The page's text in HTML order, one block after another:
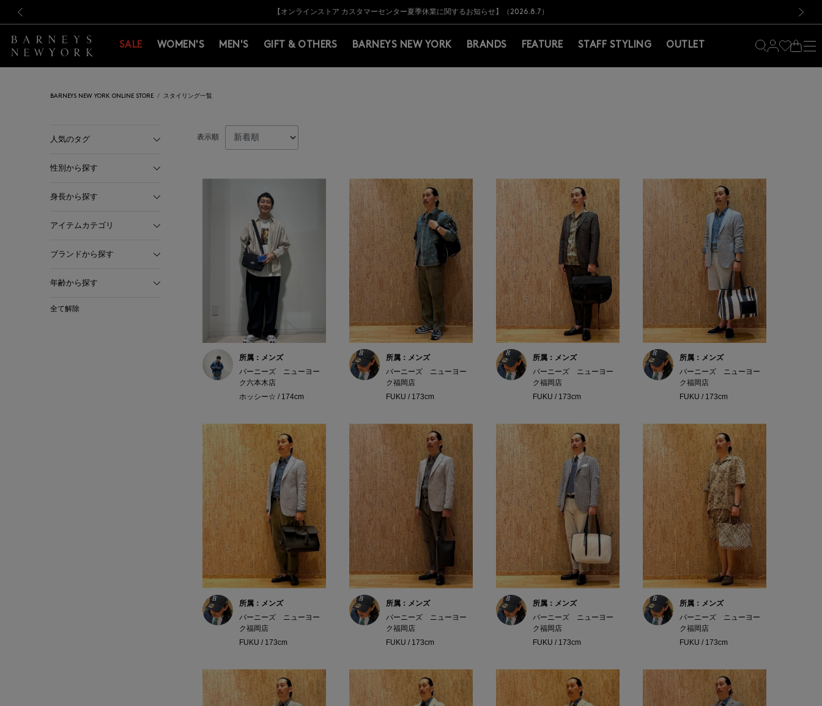
新規登録のお客様も対象！＜MY BARNEYS＞会員のお客様は11,000円（税込）以上のお買上げで常時送料無料！お買い物の際は会員登録を！
【夏季休業に伴う出荷一時停止のお知らせ】(2026.8.7)
【オンラインストア カスタマーセンター夏季休業に関するお知らせ】（2026.8.7）
【夏季休業に伴う返品・交換承り一時停止のお知らせ】（2026.8.5）
熊本県を中心とした地震の影響によるお荷物のお届けについて
【開催中】SUMMER SALEのご案内・ご注意事項
新規登録のお客様も対象！＜MY BARNEYS＞会員のお客様は11,000円（税込）以上のお買上げで常時送料無料！お買い物の際は会員登録を！
【夏季休業に伴う出荷一時停止のお知らせ】(2026.8.7)
SALE WOMEN'S MEN'S GIFT & OTHERS BARNEYS NEW YORK BRANDS FEATURE STAFF STYLING OUTLET
BARNEYS NEW YORK ONLINE STORE スタイリング一覧
人気のタグ
性別から探す
身長から探す
アイテムカテゴリ
ブランドから探す
年齢から探す
全て解除
表示順
所属：メンズ
バーニーズ ニューヨー
ク六本木店
ホッシー☆ / 174cm
所属：メンズ
バーニーズ ニューヨー
ク福岡店
FUKU / 173cm
所属：メンズ
バーニーズ ニューヨー
ク福岡店
FUKU / 173cm
所属：メンズ
バーニーズ ニューヨー
ク福岡店
FUKU / 173cm
所属：メンズ
バーニーズ ニューヨー
ク福岡店
FUKU / 173cm
所属：メンズ
バーニーズ ニューヨー
ク福岡店
FUKU / 173cm
所属：メンズ
バーニーズ ニューヨー
ク福岡店
FUKU / 173cm
所属：メンズ
バーニーズ ニューヨー
ク福岡店
FUKU / 173cm